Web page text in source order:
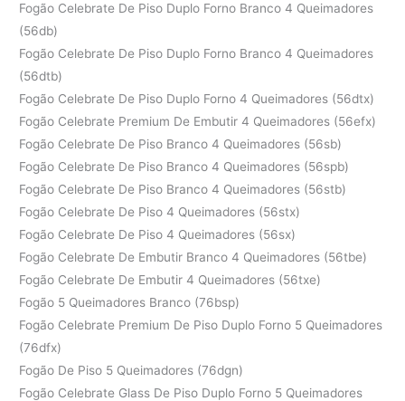
Fogão Celebrate De Piso Duplo Forno Branco 4 Queimadores
(56db)
Fogão Celebrate De Piso Duplo Forno Branco 4 Queimadores
(56dtb)
Fogão Celebrate De Piso Duplo Forno 4 Queimadores (56dtx)
Fogão Celebrate Premium De Embutir 4 Queimadores (56efx)
Fogão Celebrate De Piso Branco 4 Queimadores (56sb)
Fogão Celebrate De Piso Branco 4 Queimadores (56spb)
Fogão Celebrate De Piso Branco 4 Queimadores (56stb)
Fogão Celebrate De Piso 4 Queimadores (56stx)
Fogão Celebrate De Piso 4 Queimadores (56sx)
Fogão Celebrate De Embutir Branco 4 Queimadores (56tbe)
Fogão Celebrate De Embutir 4 Queimadores (56txe)
Fogão 5 Queimadores Branco (76bsp)
Fogão Celebrate Premium De Piso Duplo Forno 5 Queimadores
(76dfx)
Fogão De Piso 5 Queimadores (76dgn)
Fogão Celebrate Glass De Piso Duplo Forno 5 Queimadores